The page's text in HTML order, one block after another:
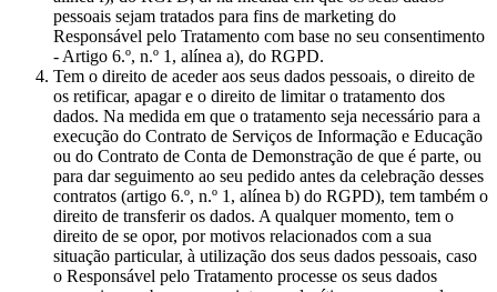
pessoais sejam tratados para fins de marketing do
Responsável pelo Tratamento com base no seu consentimento
- Artigo 6.º, n.º 1, alínea a), do RGPD.
Tem o direito de aceder aos seus dados pessoais, o direito de
os retificar, apagar e o direito de limitar o tratamento dos
dados. Na medida em que o tratamento seja necessário para a
execução do Contrato de Serviços de Informação e Educação
ou do Contrato de Conta de Demonstração de que é parte, ou
para dar seguimento ao seu pedido antes da celebração desses
contratos (artigo 6.º, n.º 1, alínea b) do RGPD), tem também o
direito de transferir os dados. A qualquer momento, tem o
direito de se opor, por motivos relacionados com a sua
situação particular, à utilização dos seus dados pessoais, caso
o Responsável pelo Tratamento processe os seus dados